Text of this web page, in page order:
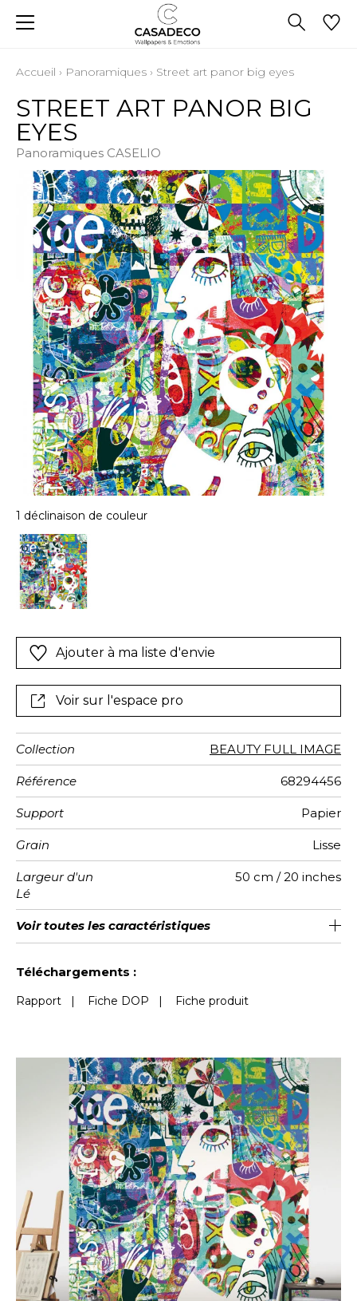
Accueil › Panoramiques › Street art panor big eyes
STREET ART PANOR BIG
EYES
Panoramiques CASELIO
1 déclinaison de couleur
Ajouter à ma liste d'envie
Voir sur l'espace pro
Collection BEAUTY FULL IMAGE
Référence 68294456
Support Papier
Grain Lisse
Largeur d'un
Lé
50 cm / 20 inches
Hauteur 280 cm / 110 inches
Largeur
Totale
250 cm / 98 inches
Nombre de
lés
5
Poids g/m² 150
Entretien Lavable
Pose colle Colle sur le papier
Dépose Arrachage mouillé
Norme COV A+
Norme
euroclass
B-s1, d0
Voir toutes les caractéristiques
Téléchargements :
Rapport | Fiche DOP | Fiche produit